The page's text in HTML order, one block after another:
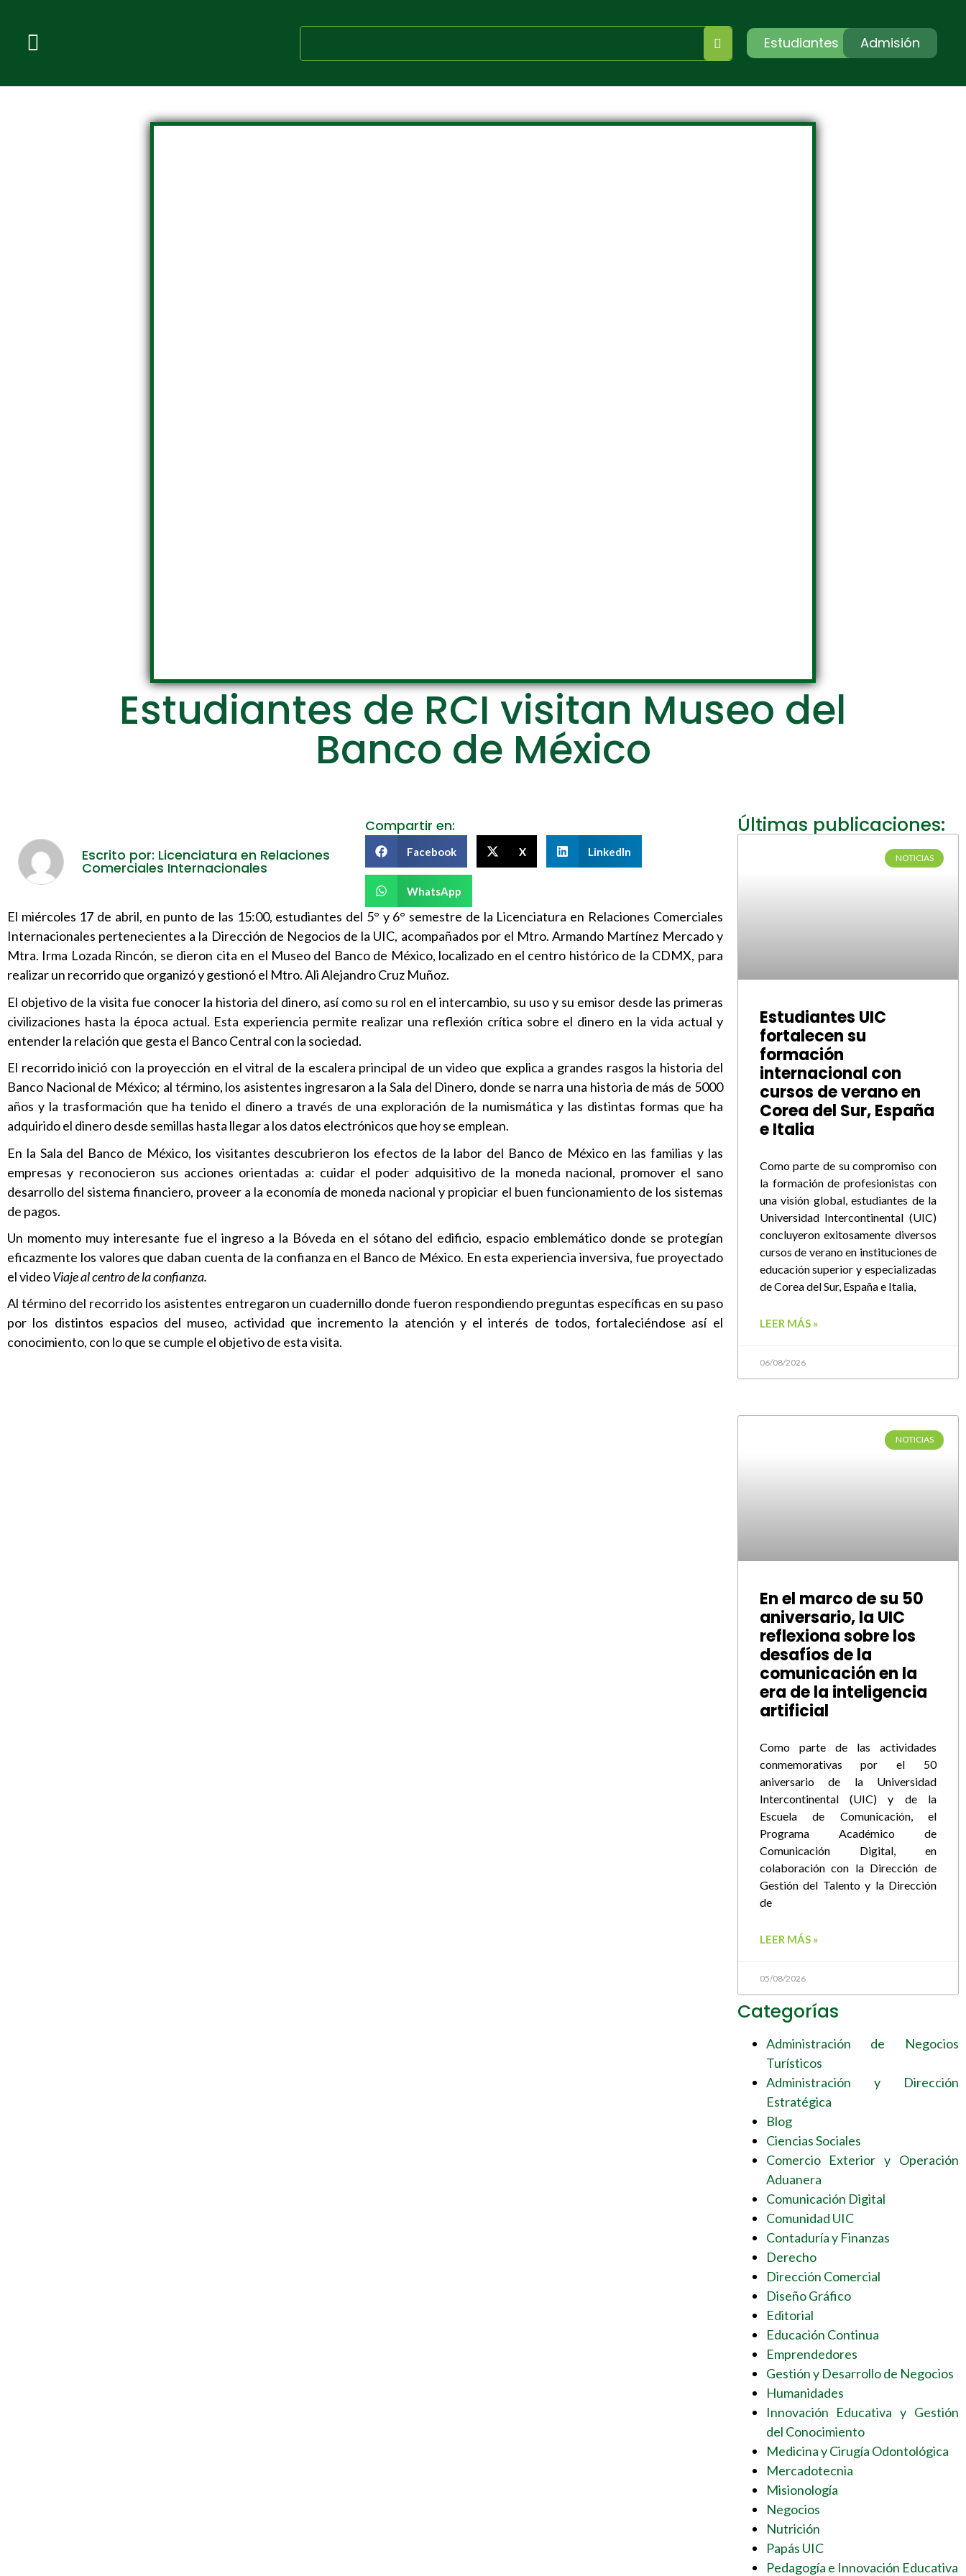
Estudiantes Admisión
Estudiantes de RCI visitan Museo del
Banco de México
Escrito por: Licenciatura en Relaciones
Comerciales Internacionales
Compartir en:
Facebook X LinkedIn
WhatsApp
El miércoles 17 de abril, en punto de las 15:00, estudiantes del 5° y 6° semestre de la Licenciatura en Relaciones Comerciales
Internacionales pertenecientes a la Dirección de Negocios de la UIC, acompañados por el Mtro. Armando Martínez Mercado y
Mtra. Irma Lozada Rincón, se dieron cita en el Museo del Banco de México, localizado en el centro histórico de la CDMX, para
realizar un recorrido que organizó y gestionó el Mtro. Ali Alejandro Cruz Muñoz.
El objetivo de la visita fue conocer la historia del dinero, así como su rol en el intercambio, su uso y su emisor desde las primeras
civilizaciones hasta la época actual. Esta experiencia permite realizar una reflexión crítica sobre el dinero en la vida actual y
entender la relación que gesta el Banco Central con la sociedad.
El recorrido inició con la proyección en el vitral de la escalera principal de un video que explica a grandes rasgos la historia del
Banco Nacional de México; al término, los asistentes ingresaron a la Sala del Dinero, donde se narra una historia de más de 5000
años y la trasformación que ha tenido el dinero a través de una exploración de la numismática y las distintas formas que ha
adquirido el dinero desde semillas hasta llegar a los datos electrónicos que hoy se emplean.
En la Sala del Banco de México, los visitantes descubrieron los efectos de la labor del Banco de México en las familias y las
empresas y reconocieron sus acciones orientadas a: cuidar el poder adquisitivo de la moneda nacional, promover el sano
desarrollo del sistema financiero, proveer a la economía de moneda nacional y propiciar el buen funcionamiento de los sistemas
de pagos.
Un momento muy interesante fue el ingreso a la Bóveda en el sótano del edificio, espacio emblemático donde se protegían
eficazmente los valores que daban cuenta de la confianza en el Banco de México. En esta experiencia inversiva, fue proyectado
el videoViaje al centro de la confianza.
Al término del recorrido los asistentes entregaron un cuadernillo donde fueron respondiendo preguntas específicas en su paso
por los distintos espacios del museo, actividad que incremento la atención y el interés de todos, fortaleciéndose así el
conocimiento, con lo que se cumple el objetivo de esta visita.
Últimas publicaciones:
NOTICIAS
Estudiantes UIC
fortalecen su
formación
internacional con
cursos de verano en
Corea del Sur, España
e Italia
Como parte de su compromiso con
la formación de profesionistas con
una visión global, estudiantes de la
Universidad Intercontinental (UIC)
concluyeron exitosamente diversos
cursos de verano en instituciones de
educación superior y especializadas
de Corea del Sur, España e Italia,
LEER MÁS »
06/08/2026
NOTICIAS
En el marco de su 50
aniversario, la UIC
reflexiona sobre los
desafíos de la
comunicación en la
era de la inteligencia
artificial
Como parte de las actividades
conmemorativas por el 50
aniversario de la Universidad
Intercontinental (UIC) y de la
Escuela de Comunicación, el
Programa Académico de
Comunicación Digital, en
colaboración con la Dirección de
Gestión del Talento y la Dirección
de
LEER MÁS »
05/08/2026
Categorías
Administración de Negocios
Turísticos
Administración y Dirección
Estratégica
Blog
Ciencias Sociales
Comercio Exterior y Operación
Aduanera
Comunicación Digital
Comunidad UIC
Contaduría y Finanzas
Derecho
Dirección Comercial
Diseño Gráfico
Editorial
Educación Continua
Emprendedores
Gestión y Desarrollo de Negocios
Humanidades
Innovación Educativa y Gestión
del Conocimiento
Medicina y Cirugía Odontológica
Mercadotecnia
Misionología
Negocios
Nutrición
Papás UIC
Pedagogía e Innovación Educativa